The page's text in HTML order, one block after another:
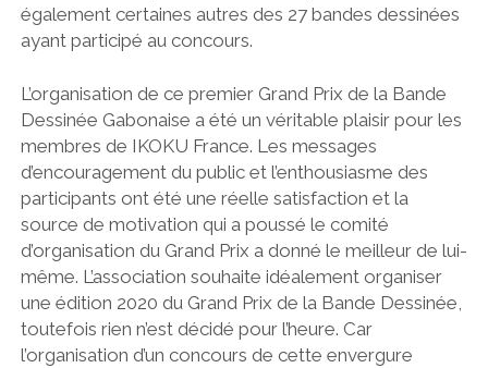
également certaines autres des 27 bandes dessinées
ayant participé au concours.
L’organisation de ce premier Grand Prix de la Bande
Dessinée Gabonaise a été un véritable plaisir pour les
membres de IKOKU France. Les messages
d’encouragement du public et l’enthousiasme des
participants ont été une réelle satisfaction et la
source de motivation qui a poussé le comité
d’organisation du Grand Prix a donné le meilleur de lui-
même. L’association souhaite idéalement organiser
une édition 2020 du Grand Prix de la Bande Dessinée,
toutefois rien n’est décidé pour l’heure. Car
l’organisation d’un concours de cette envergure